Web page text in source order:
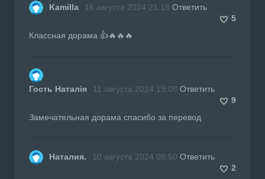
Kamilla 16 августа 2024 21:18 Ответить
5
Классная дорама 👍🔥🔥🔥
Гость Наталія 11 августа 2024 19:08 Ответить
9
Замечательная дорама спасибо за перевод
Наталия. 10 августа 2024 08:50 Ответить
2